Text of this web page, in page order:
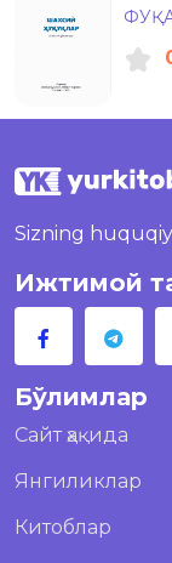
Sizning
Ижтимой
Бўлимлар
Сайт ҳақида
Янгиликлар
Китоблар